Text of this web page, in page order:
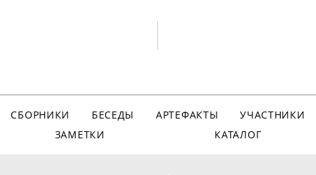
СБОРНИКИ БЕСЕДЫ АРТЕФАКТЫ
УЧАСТНИКИ
ЗАМЕТКИ
КАТАЛОГ